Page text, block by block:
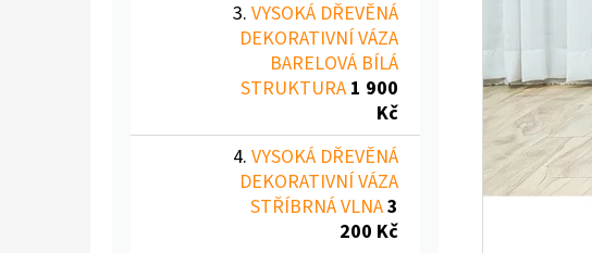
VYSOKÁ DŘEVĚNÁ
DEKORATIVNÍ VÁZA
BARELOVÁ BÍLÁ
STRUKTURA 1 900
Kč
VYSOKÁ DŘEVĚNÁ
DEKORATIVNÍ VÁZA
STŘÍBRNÁ VLNA3
200 Kč